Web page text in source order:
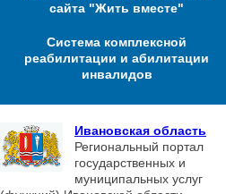
сайта "Жить вместе"
Система комплексной
реабилитации и абилитации
инвалидов
Ивановская область
Региональный портал
государственных и
муниципальных услуг